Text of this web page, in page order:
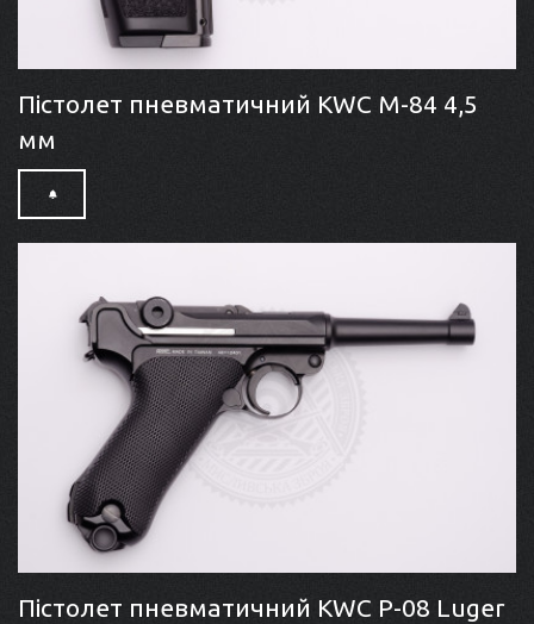
Пістолет пневматичний KWC M-84 4,5
мм
Пістолет пневматичний KWC P-08 Luger